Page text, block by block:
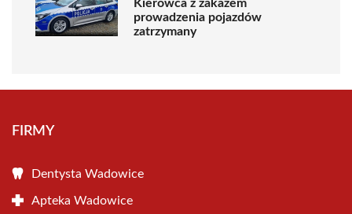
Kierowca z zakazem
prowadzenia pojazdów
zatrzymany
FIRMY
Dentysta Wadowice
Apteka Wadowice